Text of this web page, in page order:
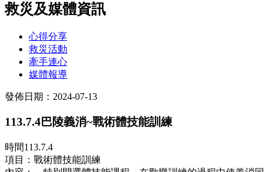
救災及媒體資訊
心得分享
救災活動
牽手連心
媒體報導
發佈日期：2024-07-13
113.7.4巴陵義消~戰術體技能訓練
時間113.7.4
項目：戰術體技能訓練